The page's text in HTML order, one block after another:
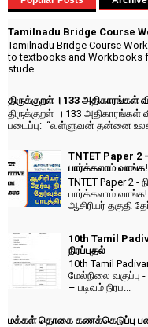
Tamilnadu Bridge Course
Tamilnadu Bridge Course
to textbooks and Workbooks
stude...
திருக்குறள் । 133 அதிகாரங்கள்
திருக்குறள் । 133 அதிகாரங்கள்
படைப்பு: “வள்ளுவன் தன்னை
TNTET Paper 2
பார்க்கலாம்
TNTET Paper 2 -
பார்க்கலாம்
ஆசிரியர் தகுதி
10th Tamil
நிரப்புதல்
10th Tamil
மேல்நிலை வகுப்பு
– படிவம் நிரப...
மக்கள் தொகை கணக்கெடுப்பு